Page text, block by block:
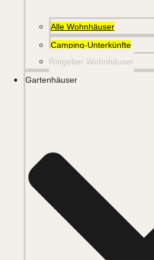
Alle Wohnhäuser
Camping-Unterkünfte
Ratgeber Wohnhäuser
Gartenhäuser